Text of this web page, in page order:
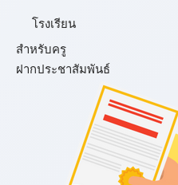
โรงเรียน
สำหรับครู
ฝากประชาสัมพันธ์